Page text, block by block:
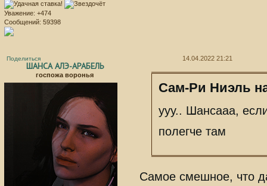
Уважение: +474
Сообщений: 59398
Поделиться 14.04.2022 21:21
ШАНСА АЛЭ-АРАБЕЛЬ
госпожа воронья
Сам-Ри Ниэль
ууу.. Шансааа,
полегче там
Самое смешное, что